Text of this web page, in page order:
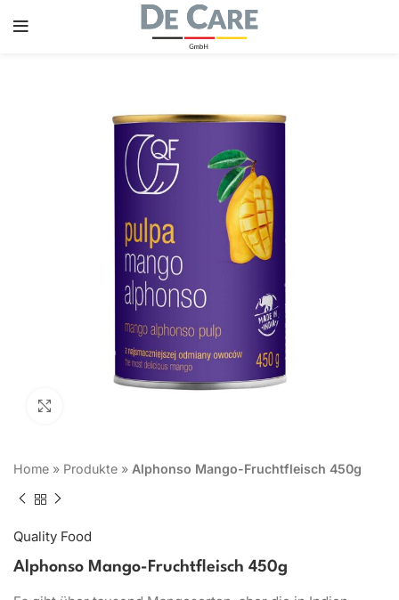
Home » Produkte » Alphonso Mango-Fruchtfleisch 450g
Quality Food
Alphonso Mango-Fruchtfleisch 450g